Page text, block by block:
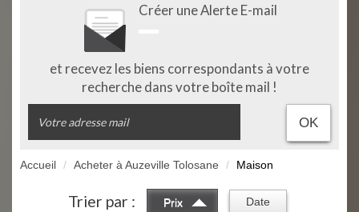
Créer une Alerte E-mail
et recevez les biens correspondants à votre
recherche dans votre boîte mail !
OK
Accueil Acheter à Auzeville Tolosane Maison
Trier par : Prix Date